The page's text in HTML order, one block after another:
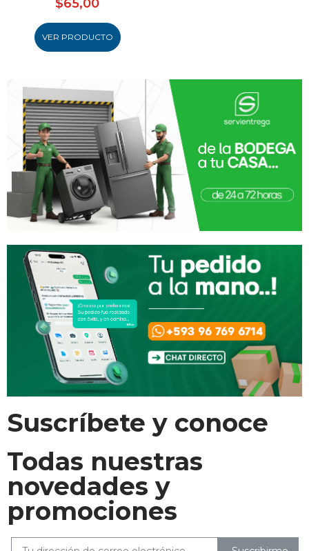
$65,00
VER PRODUCTO
Suscríbete y conoce
Todas nuestras
novedades y
promociones